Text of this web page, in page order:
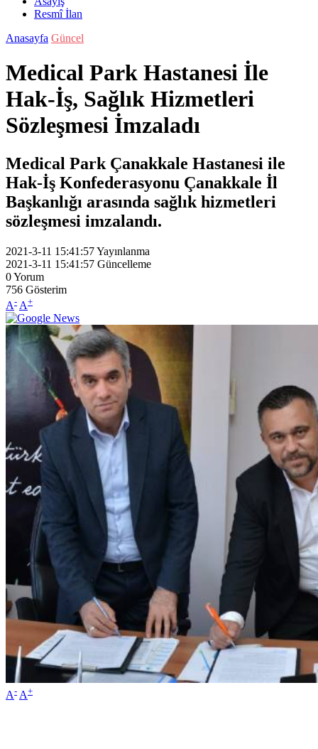
Resmî İlan
Anasayfa Güncel
Medical Park Hastanesi İle
Hak-İş, Sağlık Hizmetleri
Sözleşmesi İmzaladı
Medical Park Çanakkale Hastanesi ile
Hak-İş Konfederasyonu Çanakkale İl
Başkanlığı arasında sağlık hizmetleri
sözleşmesi imzalandı.
2021-3-11 15:41:57Yayınlanma
2021-3-11 15:41:57 Güncelleme
0Yorum
756 Gösterim
A- A+
A- A+